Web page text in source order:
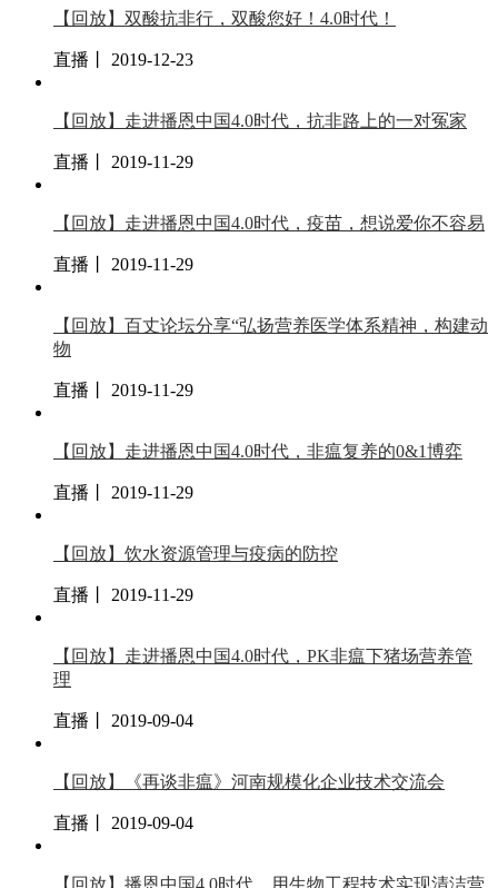
【回放】双酸抗非行，双酸您好！4.0时代！
直播丨 2019-12-23
【回放】走进播恩中国4.0时代，抗非路上的一对冤家
直播丨 2019-11-29
【回放】走进播恩中国4.0时代，疫苗，想说爱你不容易
直播丨 2019-11-29
【回放】百丈论坛分享“弘扬营养医学体系精神，构建动
物
直播丨 2019-11-29
【回放】走进播恩中国4.0时代，非瘟复养的0&1博弈
直播丨 2019-11-29
【回放】饮水资源管理与疫病的防控
直播丨 2019-11-29
【回放】走进播恩中国4.0时代，PK非瘟下猪场营养管
理
直播丨 2019-09-04
【回放】《再谈非瘟》河南规模化企业技术交流会
直播丨 2019-09-04
【回放】播恩中国4.0时代，用生物工程技术实现清洁营